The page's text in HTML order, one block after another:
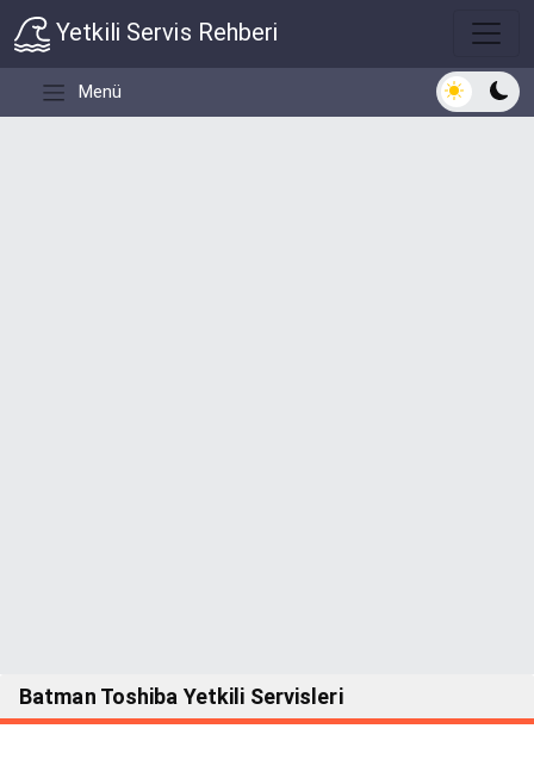
Yetkili Servis Rehberi
Menü Açık/Koyu
Batman Toshiba Yetkili Servisleri